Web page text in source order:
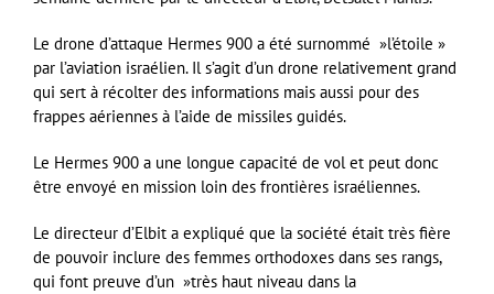
Le drone d’attaque Hermes 900 a été surnommé »l’étoile »
par l’aviation israélien. Il s’agit d’un drone relativement grand
qui sert à récolter des informations mais aussi pour des
frappes aériennes à l’aide de missiles guidés.
Le Hermes 900 a une longue capacité de vol et peut donc
être envoyé en mission loin des frontières israéliennes.
Le directeur d’Elbit a expliqué que la société était très fière
de pouvoir inclure des femmes orthodoxes dans ses rangs,
qui font preuve d’un »très haut niveau dans la